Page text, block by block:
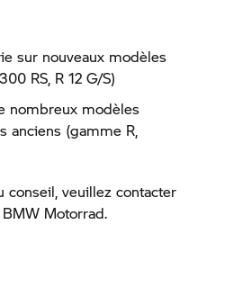
sur nouveaux modèles
RS, R 12 G/S)
nombreux modèles
anciens (gamme R,
conseil, veuillez contacter
BMW Motorrad.